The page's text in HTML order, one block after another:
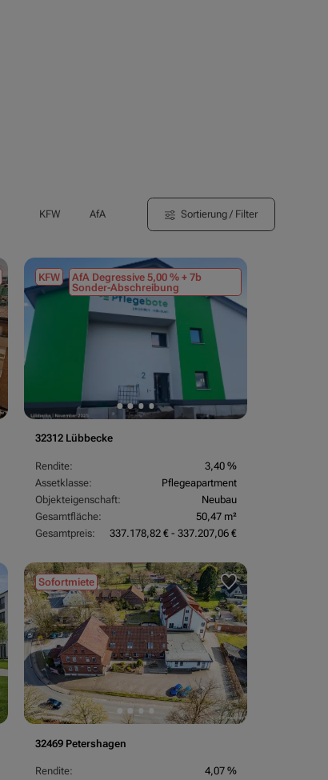
KFW AfA Sortierung / Filter
KFW
AfA Degressive 5,00 % + 7b
Sonder-Abschreibung
32312 Lübbecke
Rendite:
3,40 %
Assetklasse:
Pflegeapartment
Objekteigenschaft:
Neubau
Gesamtfläche:
50,47 m²
Gesamtpreis:
337.178,82 € - 337.207,06 €
Sofortmiete
32469 Petershagen
Rendite:
4,07 %